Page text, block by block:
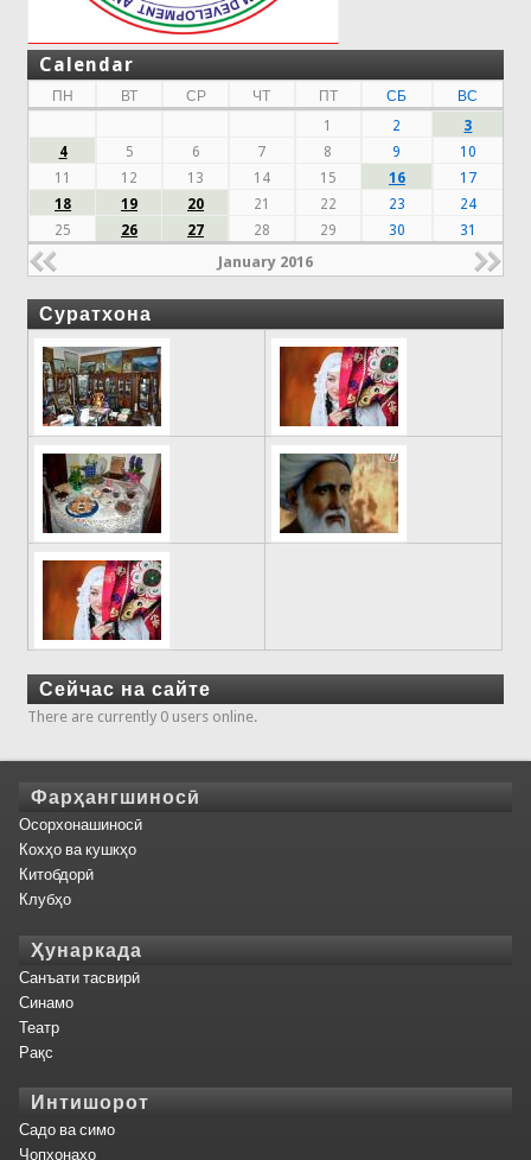
Calendar
ПН ВТ СР ЧТ ПТ СБ
ВС
1
2
3
4
5 6 7 8 9
10
11
12 13 14 15 16
17
18
19 20 21 22 23
24
25
26 27 28 29 30 31
January 2016
Суратхона
Сейчас на сайте
There are currently 0 users online.
Фарҳангшиносӣ
Осорхонашиносӣ
Кохҳо ва кушкҳо
Китобдорӣ
Клубҳо
Ҳунаркада
Санъати тасвирӣ
Синамо
Театр
Рақс
Интишорот
Садо ва симо
Чопхонаҳо